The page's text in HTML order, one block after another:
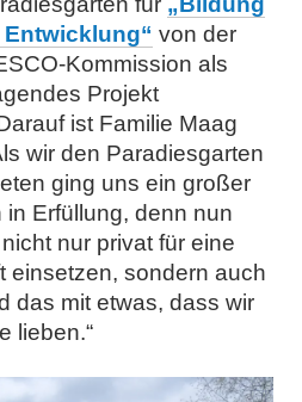
von der
Kommission als
Projekt
ist Familie Maag
wir den Paradiesgarten
ging uns ein großer
Erfüllung, denn nun
nur privat für eine
einsetzen, sondern auch
das mit etwas, dass wir
lieben.“